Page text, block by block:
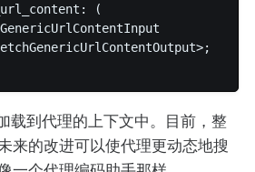
(
载到代理的上下文中。目前，整
来的改进可以使代理更动态地搜